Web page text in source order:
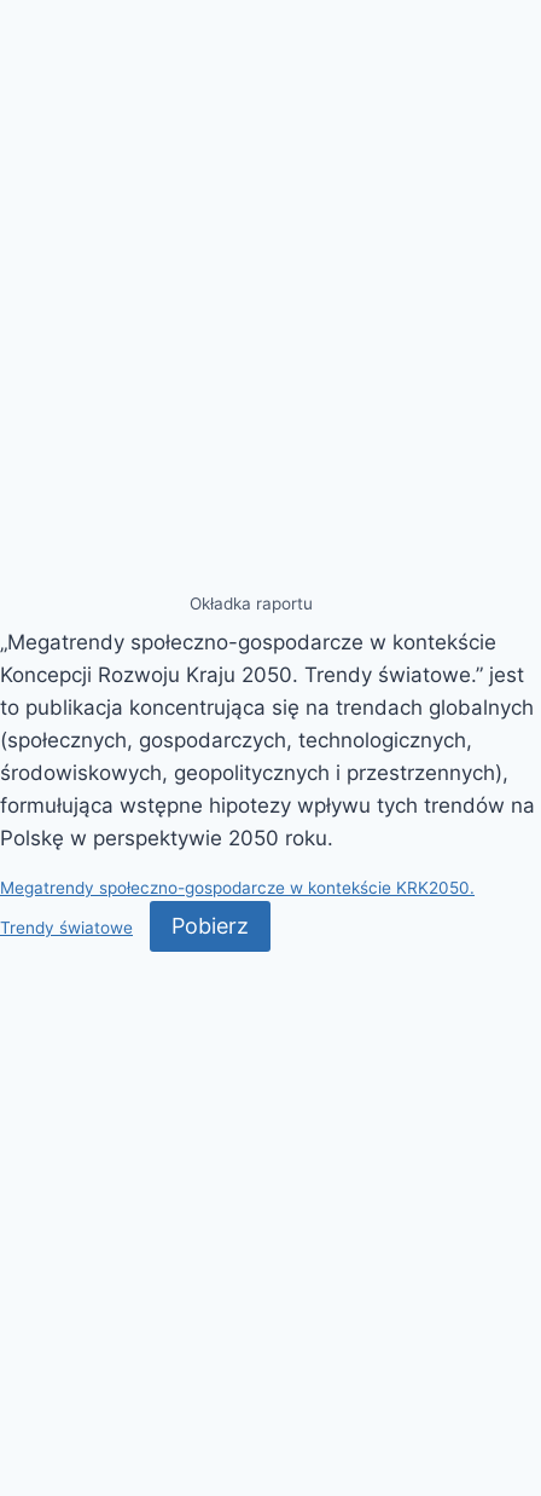
Okładka raportu
„Megatrendy społeczno-gospodarcze w kontekście
Koncepcji Rozwoju Kraju 2050. Trendy światowe.” jest
to publikacja koncentrująca się na trendach globalnych
(społecznych, gospodarczych, technologicznych,
środowiskowych, geopolitycznych i przestrzennych),
formułująca wstępne hipotezy wpływu tych trendów na
Polskę w perspektywie 2050 roku.
Megatrendy społeczno-gospodarcze w kontekście KRK2050.
Trendy światowe Pobierz